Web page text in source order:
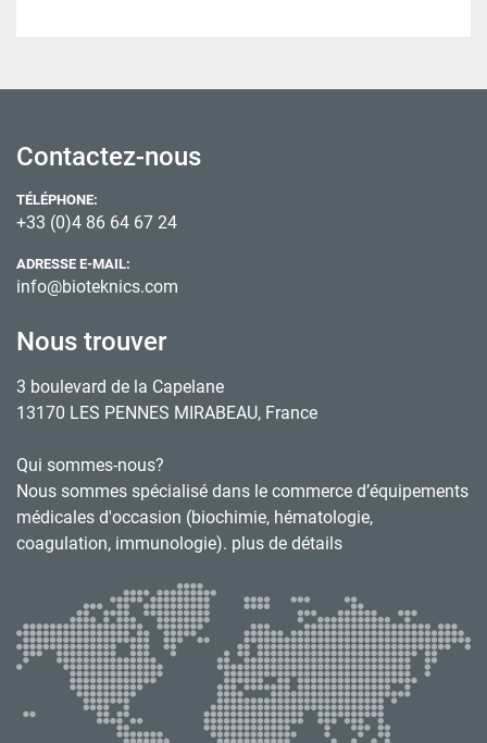
Contactez-nous
TÉLÉPHONE:
+33 (0)4 86 64 67 24
ADRESSE E-MAIL:
info@bioteknics.com
Nous trouver
3 boulevard de la Capelane
13170 LES PENNES MIRABEAU, France
Qui sommes-nous?
Nous sommes spécialisé dans le commerce d’équipements
médicales d'occasion (biochimie, hématologie,
coagulation, immunologie). plus de détails